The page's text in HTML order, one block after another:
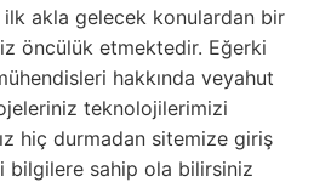
akla gelecek konulardan bir
öncülük etmektedir. Eğerki
hakkında veyahut
teknolojilerimizi
hiç durmadan sitemize giriş
bilgilere sahip ola bilirsiniz